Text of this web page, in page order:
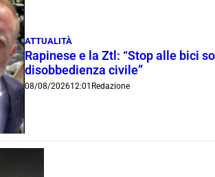
ATTUALITÀ
Rapinese e la Ztl: “Stop alle bici
disobbedienza civile”
08/08/202612:01 Redazione